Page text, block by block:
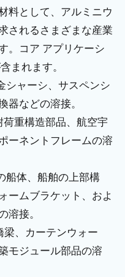
料として、アルミニウ
されるさまざまな産業
。コア アプリケーシ
まれます。
シャーシ、サスペンシ
器などの溶接。
荷重構造部品、航空宇
ーネントフレームの溶
船体、船舶の上部構
ームブラケット、およ
溶接。
、カーテンウォー
モジュール部品の溶